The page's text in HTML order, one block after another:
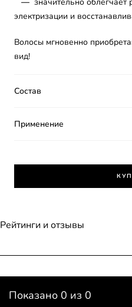
электризации и
Волосы мгновенно
вид!
Состав
Применение
Рейтинги и отзывы
Показано 0 из 0